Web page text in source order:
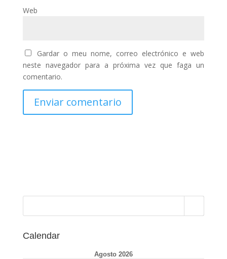
Web
Gardar o meu nome, correo electrónico e web
neste navegador para a próxima vez que faga un
comentario.
Calendar
Agosto 2026